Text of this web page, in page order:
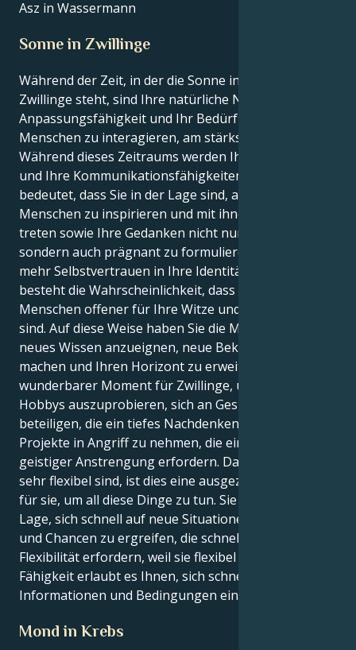
Asz in Wassermann
Sonne in Zwillinge
Während der Zeit, in der die Sonne in Ihrem Zeichen
Zwillinge steht, sind Ihre natürliche Neugier, Ihre
Anpassungsfähigkeit und Ihr Bedürfnis, mit anderen
Menschen zu interagieren, am stärksten ausgeprägt.
Während dieses Zeitraums werden Ihre Intelligenz
und Ihre Kommunikationsfähigkeiten gestärkt, was
bedeutet, dass Sie in der Lage sind, andere
Menschen zu inspirieren und mit ihnen in Kontakt zu
treten sowie Ihre Gedanken nicht nur verständlich,
sondern auch prägnant zu formulieren. Wenn Sie
mehr Selbstvertrauen in Ihre Identität gewinnen,
besteht die Wahrscheinlichkeit, dass andere
Menschen offener für Ihre Witze und Kommentare
sind. Auf diese Weise haben Sie die Möglichkeit, sich
neues Wissen anzueignen, neue Bekanntschaften zu
machen und Ihren Horizont zu erweitern. Dies ist ein
wunderbarer Moment für Zwillinge, um neue
Hobbys auszuprobieren, sich an Gesprächen zu
beteiligen, die ein tiefes Nachdenken erfordern, oder
Projekte in Angriff zu nehmen, die ein hohes Maß an
geistiger Anstrengung erfordern. Da die Zwillinge
sehr flexibel sind, ist dies eine ausgezeichnete Zeit
für sie, um all diese Dinge zu tun. Sie sind in der
Lage, sich schnell auf neue Situationen einzustellen
und Chancen zu ergreifen, die schnelles Denken und
Flexibilität erfordern, weil sie flexibel sind. Diese
Fähigkeit erlaubt es Ihnen, sich schnell auf neue
Informationen und Bedingungen einzustellen.
Mond in Krebs